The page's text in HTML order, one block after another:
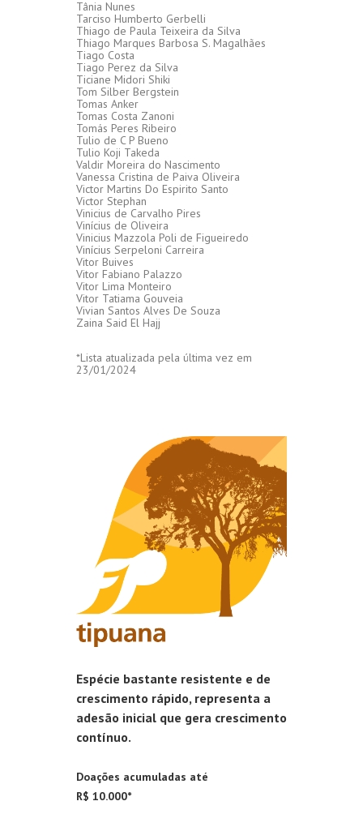
Tânia Nunes
Tarciso Humberto Gerbelli
Thiago de Paula Teixeira da Silva
Thiago Marques Barbosa S. Magalhães
Tiago Costa
Tiago Perez da Silva
Ticiane Midori Shiki
Tom Silber Bergstein
Tomas Anker
Tomas Costa Zanoni
Tomás Peres Ribeiro
Tulio de C P Bueno
Tulio Koji Takeda
Valdir Moreira do Nascimento
Vanessa Cristina de Paiva Oliveira
Victor Martins Do Espirito Santo
Victor Stephan
Vinicius de Carvalho Pires
Vinícius de Oliveira
Vinicius Mazzola Poli de Figueiredo
Vinícius Serpeloni Carreira
Vitor Buives
Vitor Fabiano Palazzo
Vitor Lima Monteiro
Vitor Tatiama Gouveia
Vivian Santos Alves De Souza
Zaina Said El Hajj
*Lista atualizada pela última vez em
23/01/2024
Espécie bastante resistente e de
crescimento rápido, representa a
adesão inicial que gera crescimento
contínuo.
Doações acumuladas até
R$ 10.000*